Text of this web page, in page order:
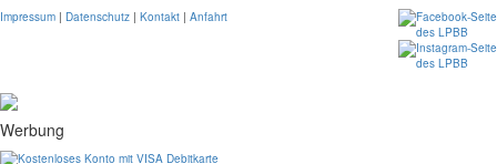
Impressum | Datenschutz | Kontakt | Anfahrt
Werbung